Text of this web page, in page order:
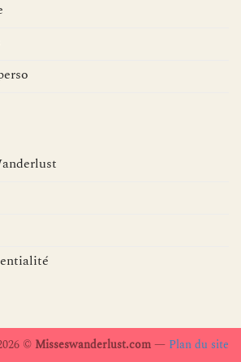
© Misseswanderlust.com— Plan du site